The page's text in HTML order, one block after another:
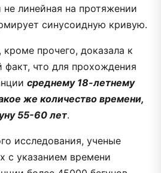
линейная на протяжении
синусоидную кривую.
кроме прочего, доказала к
что для прохождения
среднему 18-летнему
же количество времени,
55-60 лет.
исследования, ученые
с указанием времени